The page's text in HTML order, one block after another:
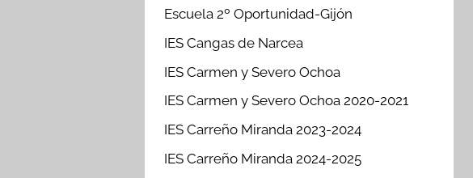
Escuela 2º Oportunidad-Gijón
IES Cangas de Narcea
IES Carmen y Severo Ochoa
IES Carmen y Severo Ochoa 2020-2021
IES Carreño Miranda 2023-2024
IES Carreño Miranda 2024-2025